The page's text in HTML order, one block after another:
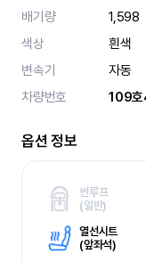
배기량
1,598
색상
흰색
변속기
자동
차량번호
109
옵션 정보
썬루프
(일반)
열선시트
(앞좌석)